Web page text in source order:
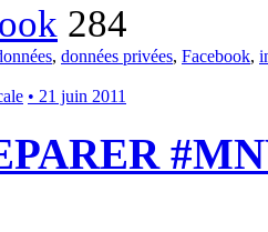
284
, données privées, Facebook,
• 21 juin 2011